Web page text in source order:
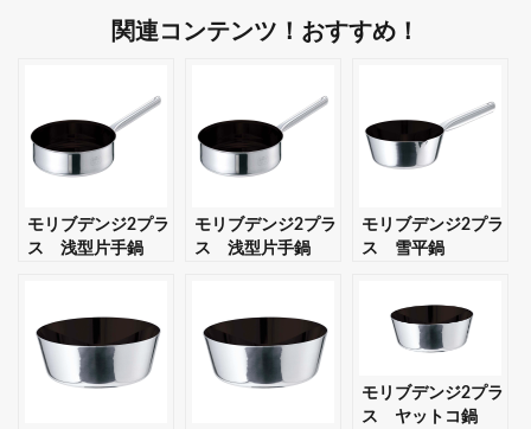
関連コンテンツ！おすすめ！
モリブデンジ2プラ
ス 浅型片手鍋
ト・プレゼント対
応可】
モリブデンジ2プラ
ス 浅型片手鍋
ト・プレゼント対
応可】
モリブデンジ2プラ
ス 雪平鍋
ト・プレゼント対
応可】
モリブデンジ2プラ
ス ヤットコ鍋